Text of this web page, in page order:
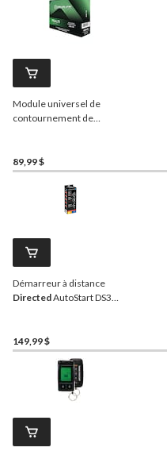
Module universel de
contournement de
series
89,99 $
Démarreur à distance
DirectedAutoStart DS3
149,99 $